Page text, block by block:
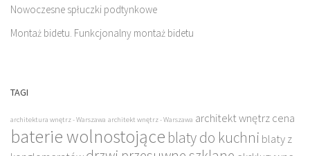
Nowoczesne spłuczki podtynkowe
Montaż bidetu. Funkcjonalny montaż bidetu
TAGI
architektura wnętrz - Warszawa architekt wnętrz - Warszawa architekt wnętrz cena
baterie wolnostojące blaty do kuchni blaty z